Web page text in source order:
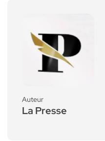
Auteur
La Presse